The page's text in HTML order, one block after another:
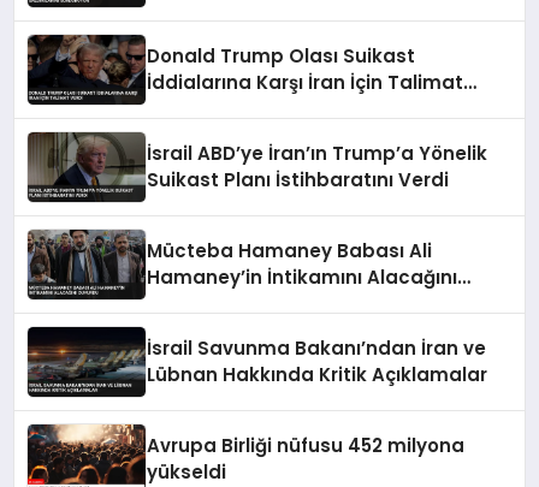
Donald Trump Olası Suikast
İddialarına Karşı İran İçin Talimat
İsrail ABD’ye İran’ın Trump’a Yönelik
Suikast Planı İstihbaratını Verdi
Mücteba Hamaney Babası Ali
Hamaney’in İntikamını Alacağını
İsrail Savunma Bakanı’ndan İran ve
Lübnan Hakkında Kritik Açıklamalar
Avrupa Birliği nüfusu 452 milyona
yükseldi